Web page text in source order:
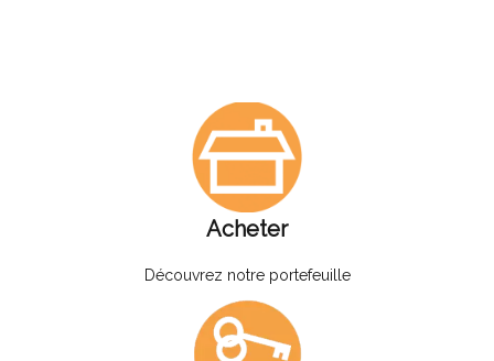
Acheter
Découvrez notre portefeuille